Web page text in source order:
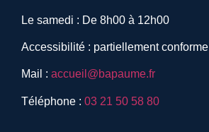
Le samedi : De 8h00 à 12h00
Accessibilité : partiellement conforme
Mail : accueil@bapaume.fr
Téléphone : 03 21 50 58 80